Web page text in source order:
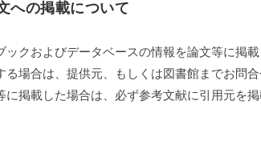
への掲載について
ックおよびデータベースの情報を論文等に掲
る場合は、提供元、もしくは図書館までお問合
に掲載した場合は、必ず参考文献に引用元を掲